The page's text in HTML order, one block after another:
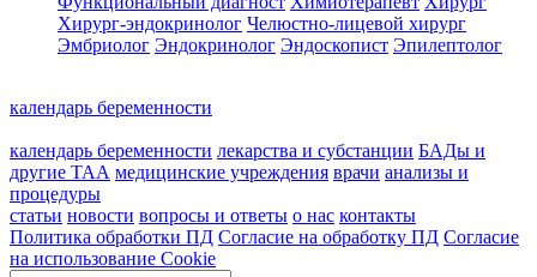
Хирург-эндокринолог Челюстно-лицевой хирург
Эмбриолог Эндокринолог Эндоскопист Эпилептолог
календарь беременности
календарь беременности лекарства и субстанции БАДы и
другие ТАА медицинские учреждения врачи анализы и
процедуры
статьи новости вопросы и ответы о нас контакты
Политика обработки ПД Согласие на обработку ПД Согласие
на использование Cookie